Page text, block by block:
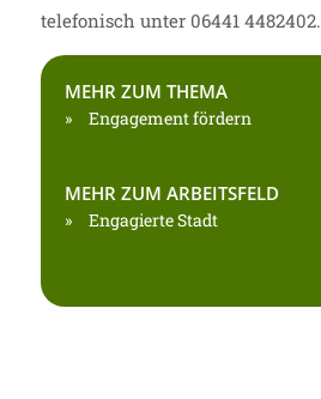
telefonisch unter 06441 4482402.
MEHR ZUM THEMA
Engagement fördern
MEHR ZUM ARBEITSFELD
Engagierte Stadt